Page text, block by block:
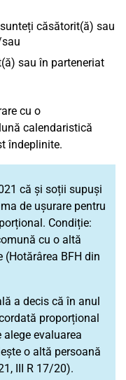
căsătorit(ă) sau
sau în parteneriat
cu o
calendaristică
îndeplinite.
că și soții supuși
de ușurare pentru
Condiție:
cu o altă
BFH din
a decis că în anul
proporțional
alege evaluarea
o altă persoană
III R 17/20).